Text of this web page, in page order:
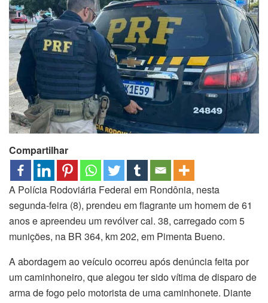
Compartilhar
A Polícia Rodoviária Federal em Rondônia, nesta
segunda-feira (8), prendeu em flagrante um homem de 61
anos e apreendeu um revólver cal. 38, carregado com 5
munições, na BR 364, km 202, em Pimenta Bueno.
A abordagem ao veículo ocorreu após denúncia feita por
um caminhoneiro, que alegou ter sido vítima de disparo de
arma de fogo pelo motorista de uma caminhonete. Diante